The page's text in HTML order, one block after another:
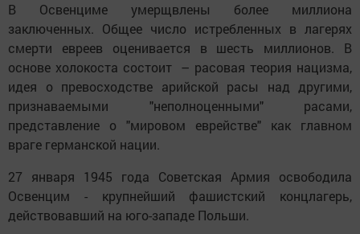
В Освенциме умерщвлены более миллиона
заключенных. Общее число истребленных в лагерях
смерти евреев оценивается в шесть миллионов. В
основе холокоста состоит – расовая теория нацизма,
идея о превосходстве арийской расы над другими,
признаваемыми "неполноценными" расами,
представление о "мировом еврействе" как главном
враге германской нации.
27 января 1945 года Советская Армия освободила
Освенцим - крупнейший фашистский концлагерь,
действовавший на юго-западе Польши.